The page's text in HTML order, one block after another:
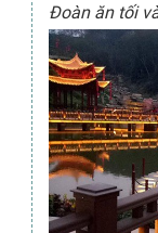
Đoàn ăn tối